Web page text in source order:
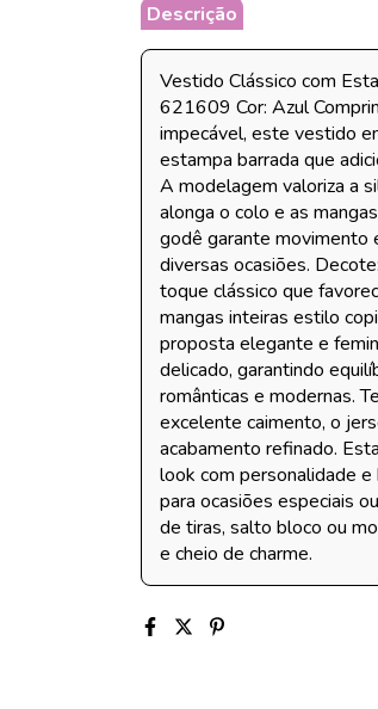
Descrição
Vestido Clássico com
621609 Cor: Azul
impecável, este vestido
estampa barrada que
A modelagem valoriza a
alonga o colo e as
godê garante movimento
diversas ocasiões.
toque clássico que
mangas inteiras estilo
proposta elegante e
delicado, garantindo
românticas e modernas.
excelente caimento, o
acabamento refinado.
look com personalidade
para ocasiões especiais
de tiras, salto bloco ou
e cheio de charme.